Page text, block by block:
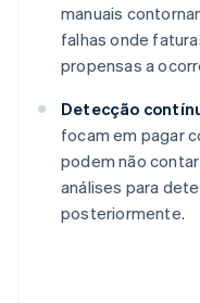
manuais
falhas onde
propensas a
Detecção
focam em pagar
podem não
análises para
posteriormente.